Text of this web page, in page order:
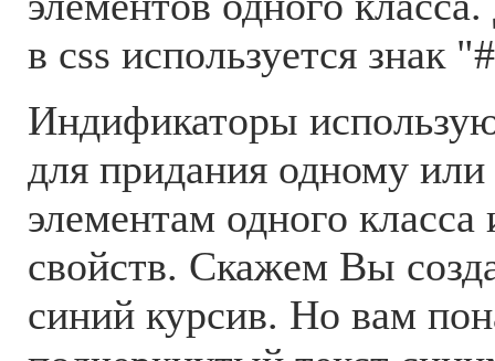
в css используется знак
Индификаторы
для придания одному
элементам одного
свойств. Скажем Вы
синий курсив. Но вам